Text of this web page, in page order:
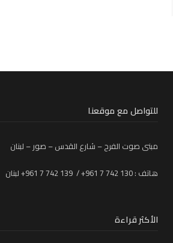
للتواصل مع موقعنا
مبنى صوت الفرح – شارع القدس – صور – لبنان
هاتف : 130 742 7 961+ / 139 742 7 961+ لبنان
الأكثر قراءة